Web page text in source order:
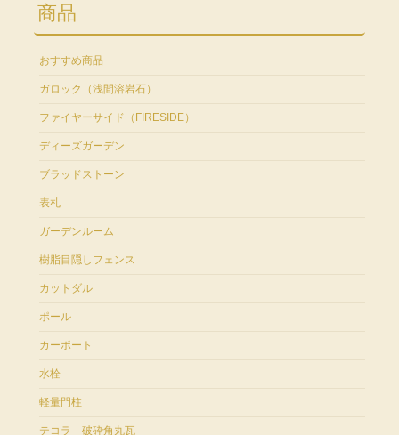
商品
おすすめ商品
ガロック（浅間溶岩石）
ファイヤーサイド（FIRESIDE）
ディーズガーデン
ブラッドストーン
表札
ガーデンルーム
樹脂目隠しフェンス
カットダル
ポール
カーポート
水栓
軽量門柱
テコラ 破砕角丸瓦